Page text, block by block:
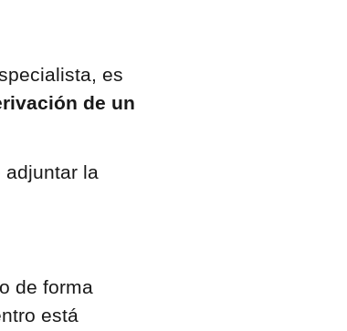
es
de un
adjuntar la
de forma
está